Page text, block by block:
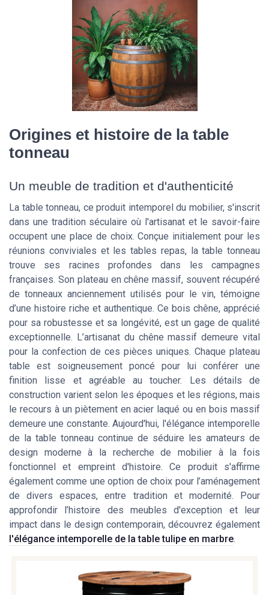
Origines et histoire de la table
tonneau
Un meuble de tradition et d'authenticité
La table tonneau, ce produit intemporel du mobilier, s'inscrit
dans une tradition séculaire où l'artisanat et le savoir-faire
occupent une place de choix. Conçue initialement pour les
réunions conviviales et les tables repas, la table tonneau
trouve ses racines profondes dans les campagnes
françaises. Son plateau en chêne massif, souvent récupéré
de tonneaux anciennement utilisés pour le vin, témoigne
d’une histoire riche et authentique. Ce bois chêne, apprécié
pour sa robustesse et sa longévité, est un gage de qualité
exceptionnelle. L’artisanat du chêne massif demeure vital
pour la confection de ces pièces uniques. Chaque plateau
table est soigneusement poncé pour lui conférer une
finition lisse et agréable au toucher. Les détails de
construction varient selon les époques et les régions, mais
le recours à un piètement en acier laqué ou en bois massif
demeure une constante. Aujourd'hui, l'élégance intemporelle
de la table tonneau continue de séduire les amateurs de
design moderne à la recherche de mobilier à la fois
fonctionnel et empreint d'histoire. Ce produit s'affirme
également comme une option de choix pour l’aménagement
de divers espaces, entre tradition et modernité. Pour
approfondir l’histoire des meubles d'exception et leur
impact dans le design contemporain, découvrez également
l'élégance intemporelle de la table tulipe en marbre.